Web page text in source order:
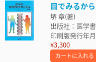
目でみるか
堺 章(著)
出版社：医学
印刷版発行年
¥3,300
カートに入れる